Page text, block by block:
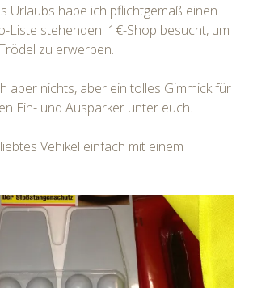
Urlaubs habe ich pflichtgemäß einen
Liste stehenden 1€-Shop besucht, um
zu erwerben.
aber nichts, aber ein tolles Gimmick für
Ein- und Ausparker unter euch.
Vehikel einfach mit einem